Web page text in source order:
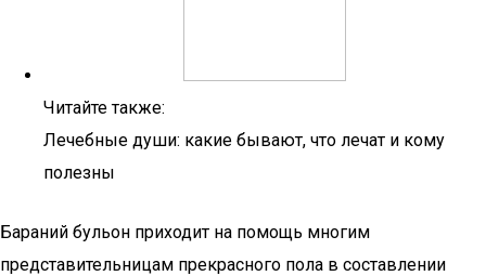
Читайте также:
Лечебные души: какие бывают, что лечат и кому
полезны
Бараний бульон приходит на помощь многим
представительницам прекрасного пола в составлении